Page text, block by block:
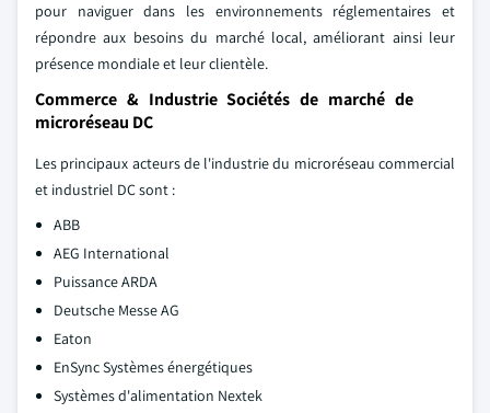
pour naviguer dans les environnements réglementaires et
répondre aux besoins du marché local, améliorant ainsi leur
présence mondiale et leur clientèle.
Commerce & Industrie Sociétés de marché de
microréseau DC
Les principaux acteurs de l'industrie du microréseau commercial
et industriel DC sont :
ABB
AEG International
Puissance ARDA
Deutsche Messe AG
Eaton
EnSync Systèmes énergétiques
Systèmes d'alimentation Nextek